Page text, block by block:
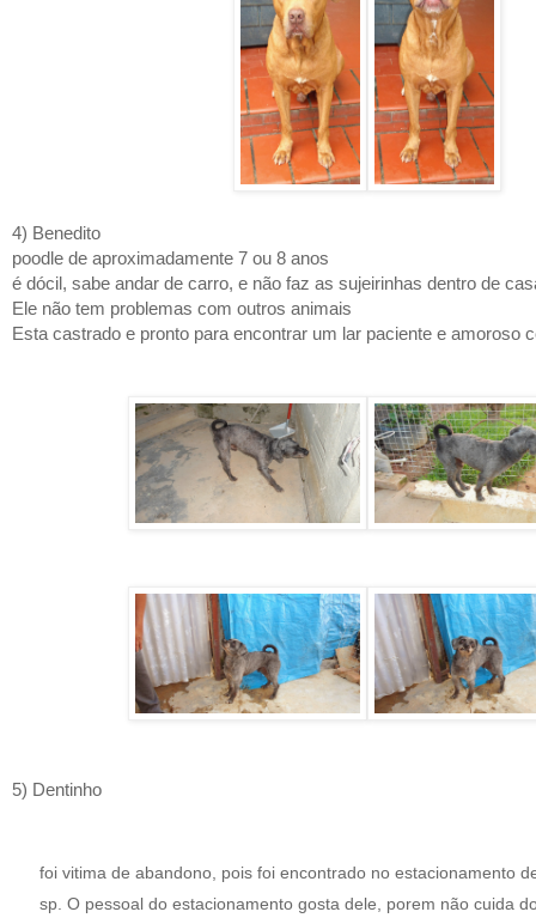
4) Benedito
poodle de aproximadamente 7 ou 8 anos
é dócil, sabe andar de carro, e não faz as sujeirinhas dentro de
Ele não tem problemas com outros animais
Esta castrado e pronto para encontrar um lar paciente e amoroso
5) Dentinho
foi vitima de abandono, pois foi encontrado no estacionamento
sp. O pessoal do estacionamento gosta dele, porem não cuida